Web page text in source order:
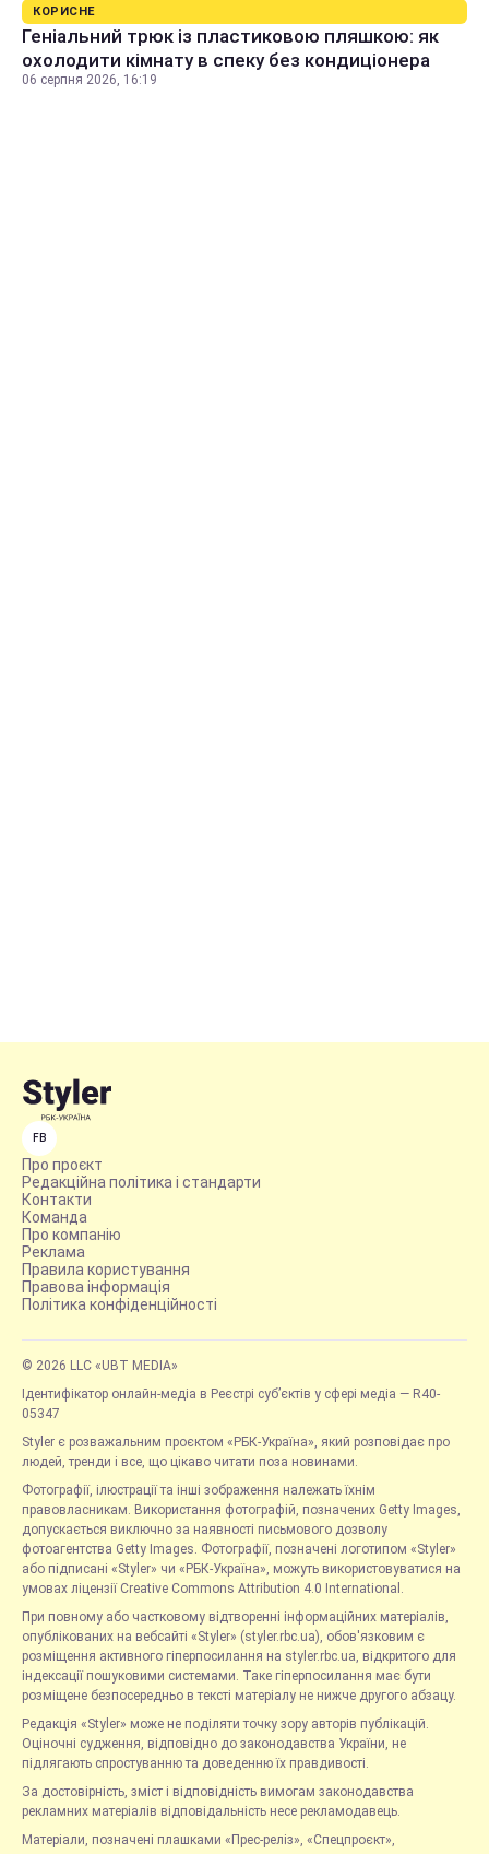
КОРИСНЕ
Геніальний трюк із пластиковою пляшкою: як
охолодити кімнату в спеку без кондиціонера
06 серпня 2026, 16:19
FB
Про проєкт
Редакційна політика і стандарти
Контакти
Команда
Про компанію
Реклама
Правила користування
Правова інформація
Політика конфіденційності
© 2026 LLC «UBT MEDIA»
Ідентифікатор онлайн-медіа в Реєстрі суб’єктів у сфері медіа — R40-
05347
Styler є розважальним проєктом «РБК-Україна», який розповідає про
людей, тренди і все, що цікаво читати поза новинами.
Фотографії, ілюстрації та інші зображення належать їхнім
правовласникам. Використання фотографій, позначених Getty Images,
допускається виключно за наявності письмового дозволу
фотоагентства Getty Images. Фотографії, позначені логотипом «Styler»
або підписані «Styler» чи «РБК-Україна», можуть використовуватися на
умовах ліцензії Creative Commons Attribution 4.0 International.
При повному або частковому відтворенні інформаційних матеріалів,
опублікованих на вебсайті «Styler» (styler.rbc.ua), обов'язковим є
розміщення активного гіперпосилання на styler.rbc.ua, відкритого для
індексації пошуковими системами. Таке гіперпосилання має бути
розміщене безпосередньо в тексті матеріалу не нижче другого абзацу.
Редакція «Styler» може не поділяти точку зору авторів публікацій.
Оціночні судження, відповідно до законодавства України, не
підлягають спростуванню та доведенню їх правдивості.
За достовірність, зміст і відповідність вимогам законодавства
рекламних матеріалів відповідальність несе рекламодавець.
Матеріали, позначені плашками «Прес-реліз», «Спецпроєкт»,